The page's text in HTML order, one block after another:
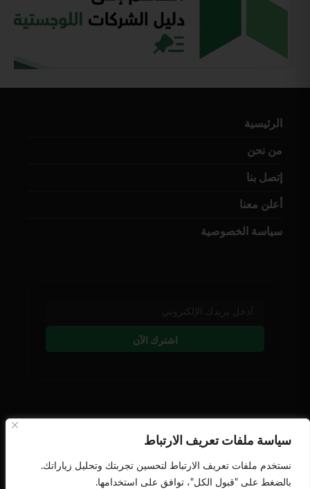
سياسة ملفات تعريف الارتباط
نستخدم ملفات تعريف الارتباط لتحسين تجربتك وتحليل زياراتك.
بالضغط على "قبول الكل"، توافق على استخدامها.
الرئيسية
من نحن
إتصل بنا
أعلن معنا
سياسة الخصوصية
اشترك الآن